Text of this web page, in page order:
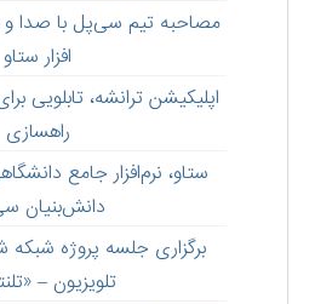
مصاحبه تیم سی‌پل با صدا و
افزار ستاو
اپلیکیشن ترانشه، تابلویی
راهسازی
ستاو،‌ نرم‌افزار جامع
دانش‌بنیان
برگزاری جلسه پروژه شبکه
تلویزیون –